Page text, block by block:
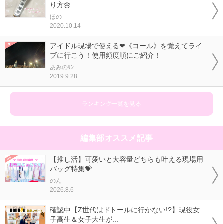
り方🌼
ほの
2020.10.14
アイドル現場で使える❤《コール》を覚えてライ
ブに行こう！使用頻度順にご紹介！
あみのｻﾝ
2019.9.28
ランキング一覧を見る
編集部オススメ記事
【推し活】可愛いと大容量どちらも叶える現場用
バッグ特集💝
のん
2026.8.6
確認中【Z世代はドトールに行かない!?】現役女
子高生＆女子大生が...